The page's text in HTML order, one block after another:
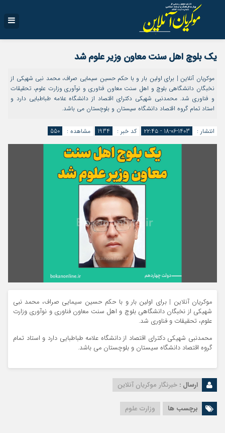
یک بلوچ اهل سنت معاون وزیر علوم شد
موکریان آنلاین | برای اولین بار و با حکم حسین سیمایی صراف، محمد نبی شهیکی از
نخبگان دانشگاهی بلوچ و اهل سنت معاون فناوری و نوآوری وزارت علوم، تحقیقات
و فناوری شد. محمدنبی شهیکی دکترای اقتصاد از دانشگاه علامه طباطبایی دارد و
استاد تمام گروه اقتصاد دانشگاه سیستان و بلوچستان می باشد.
انتشار : 1403-06-18 - ۲۲:۴۵ کد خبر : 1934 مشاهده : 550
موکریان آنلاین | برای اولین بار و با حکم حسین سیمایی صراف، محمد نبی
شهیکی از نخبگان دانشگاهی بلوچ و اهل سنت معاون فناوری و نوآوری وزارت
علوم، تحقیقات و فناوری شد.
محمدنبی شهیکی دکترای اقتصاد از دانشگاه علامه طباطبایی دارد و استاد تمام
گروه اقتصاد دانشگاه سیستان و بلوچستان می باشد.
ارسال : خبرنگار موکریان آنلاین
برچسب ها وزارت علوم